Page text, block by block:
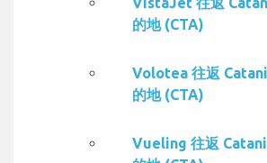
的地 (CTA)
Volotea 往返
的地 (CTA)
Vueling 往返